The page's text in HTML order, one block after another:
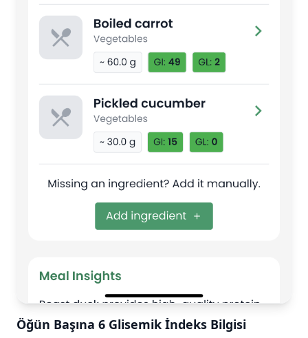
Öğün Başına 6 Glisemik İndeks Bilgisi